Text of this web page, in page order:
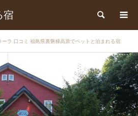
宿 検索
ーラ 口コミ 福島県裏磐梯高原でペットと泊まれる宿